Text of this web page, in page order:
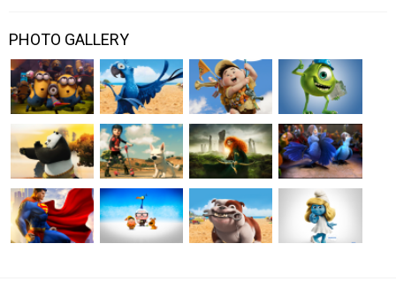
PHOTO GALLERY